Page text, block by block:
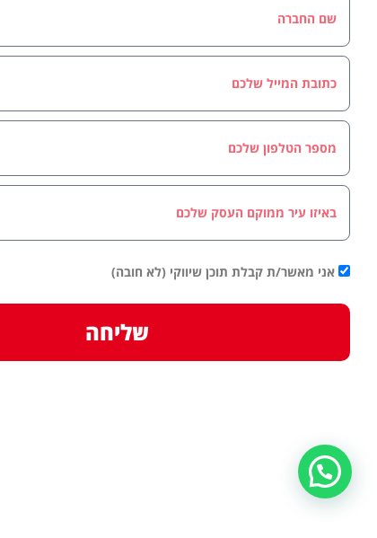
אני מאשר/ת קבלת תוכן שיווקי (לא חובה)
שליחה